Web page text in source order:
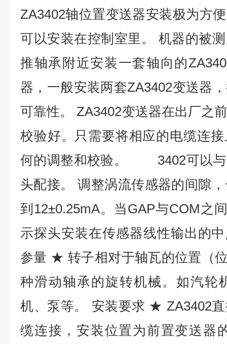
ZA3402轴位置变送器安装极为方
可以安装在控制室里。 机器的被
推轴承附近安装一套轴向的
器，一般安装两套ZA3402变送器
可靠性。 ZA3402变送器在出厂之
校验好。只需要将相应的电缆连
何的调整和校验。 3402可以与
头配接。 调整涡流传感器的间隙
到12±0.25mA。当GAP与COM之
示探头安装在传感器线性输出
参量 ★ 转子相对于轴瓦的位置（
种滑动轴承的旋转机械。如汽轮
机、泵等。 安装要求 ★ ZA3402
缆连接，安装位置为前置变送器